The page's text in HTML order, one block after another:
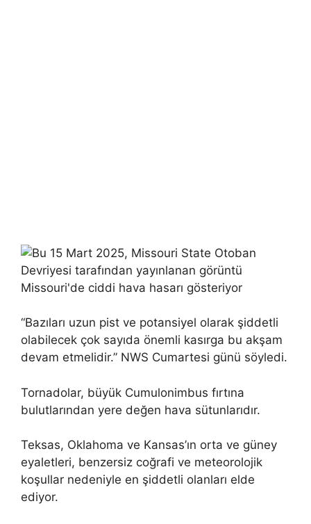
“Bazıları uzun pist ve potansiyel olarak şiddetli
olabilecek çok sayıda önemli kasırga bu akşam
devam etmelidir.” NWS Cumartesi günü söyledi.
Tornadolar, büyük Cumulonimbus fırtına
bulutlarından yere değen hava sütunlarıdır.
Teksas, Oklahoma ve Kansas’ın orta ve güney
eyaletleri, benzersiz coğrafi ve meteorolojik
koşullar nedeniyle en şiddetli olanları elde
ediyor.